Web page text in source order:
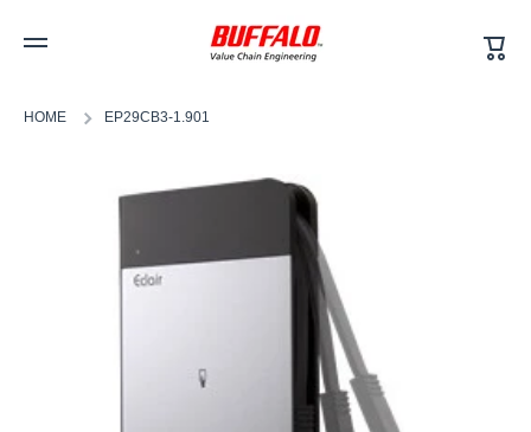
ー
ト
HOME EP29CB3-1.901
商品情報へスキップ